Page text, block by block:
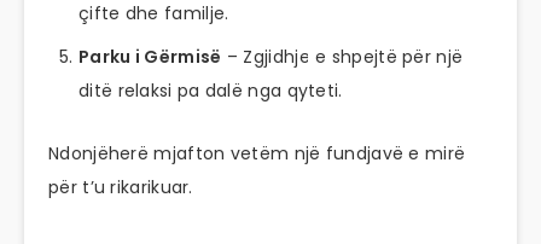
çifte dhe familje.
Parku i Gërmisë – Zgjidhje e shpejtë për një
ditë relaksi pa dalë nga qyteti.
Ndonjëherë mjafton vetëm një fundjavë e mirë
për t’u rikarikuar.